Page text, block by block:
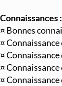
Connaissances :
¤ Bonnes
¤
¤
¤
¤